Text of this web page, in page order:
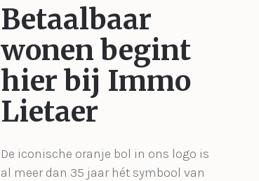
Betaalbaar
wonen begint
hier bij Immo
Lietaer
De iconische oranje bol in ons logo is
al meer dan 35 jaar hét symbool van